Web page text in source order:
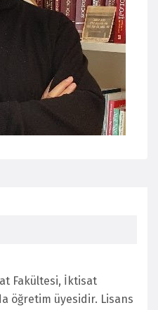
Fakültesi, İktisat
öğretim üyesidir. Lisans